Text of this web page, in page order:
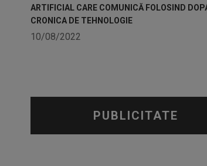
ARTIFICIAL CARE COMUNICĂ FOLOSIND
CRONICA DE TEHNOLOGIE
10/08/2022
PUBLICITATE